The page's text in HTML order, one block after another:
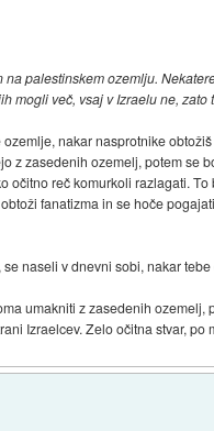
palestinskem ozemlju.
mogli več, vsaj v Izraelu ne,
nakar nasprotnike
z zasedenih ozemelj, potem se
očitno reč komurkoli razlagati.
fanatizma in se hoče
naseli v dnevni sobi, nakar
umakniti z zasedenih
Izraelcev. Zelo očitna stvar, po